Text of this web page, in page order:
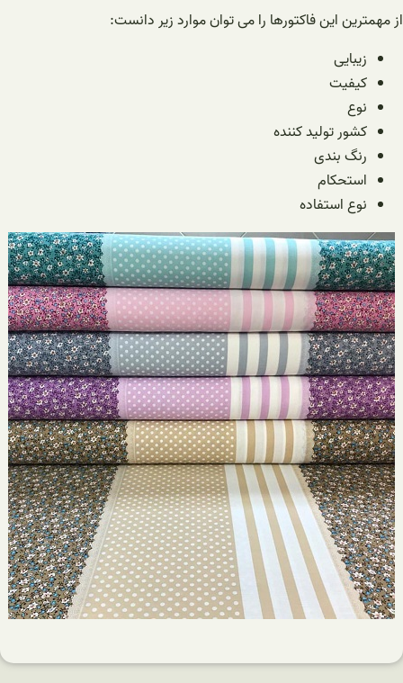
از مهمترین این فاکتورها را می توان موارد زیر دانست:
زیبایی
کیفیت
نوع
کشور تولید کننده
رنگ بندی
استحکام
نوع استفاده